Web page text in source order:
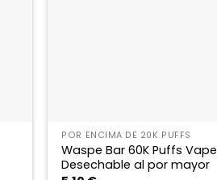
POR ENCIMA DE 20K PUFFS
Waspe Bar 60K Puffs Vape
Desechable al por mayor